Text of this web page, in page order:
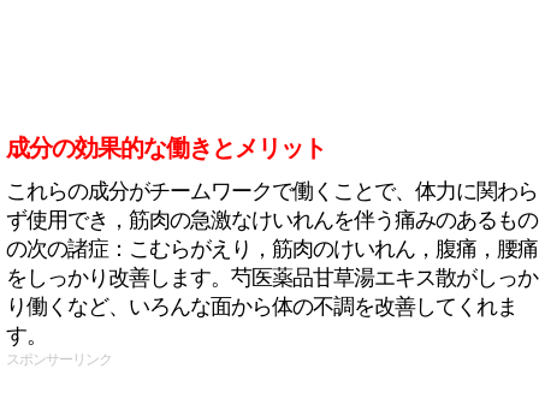
成分の効果的な働きとメリット
これらの成分がチームワークで働くことで、体力に関わら
ず使用でき，筋肉の急激なけいれんを伴う痛みのあるもの
の次の諸症：こむらがえり，筋肉のけいれん，腹痛，腰痛
をしっかり改善します。芍医薬品甘草湯エキス散がしっか
り働くなど、いろんな面から体の不調を改善してくれま
す。
スポンサーリンク